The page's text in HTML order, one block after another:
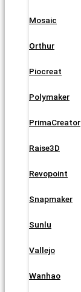
Mosaic
Orthur
Piocreat
Polymaker
PrimaCreator
Raise3D
Revopoint
Snapmaker
Sunlu
Vallejo
Wanhao